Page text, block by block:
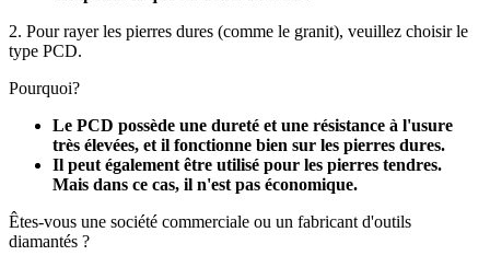
2. Pour rayer les pierres dures (comme le granit), veuillez choisir le
type PCD.
Pourquoi?
Le PCD possède une dureté et une résistance à l'usure
très élevées, et il fonctionne bien sur les pierres dures.
Il peut également être utilisé pour les pierres tendres.
Mais dans ce cas, il n'est pas économique.
Êtes-vous une société commerciale ou un fabricant d'outils
diamantés ?